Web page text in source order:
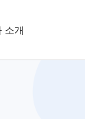
소개